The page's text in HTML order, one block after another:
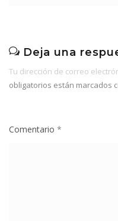
Deja una
Tu dirección de correo
obligatorios están marcados
Comentario *